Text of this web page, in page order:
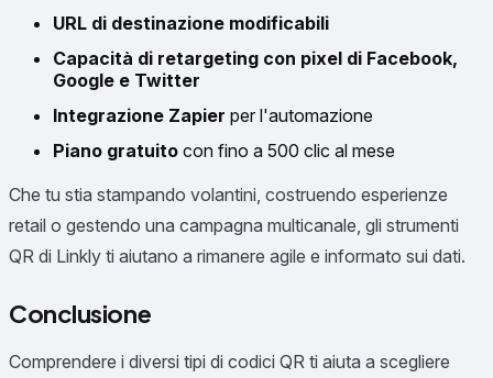
URL di destinazione modificabili
Capacità di retargeting con pixel di Facebook,
Google e Twitter
Integrazione Zapier per l'automazione
Piano gratuito con fino a 500 clic al mese
Che tu stia stampando volantini, costruendo esperienze
retail o gestendo una campagna multicanale, gli strumenti
QR di Linkly ti aiutano a rimanere agile e informato sui dati.
Conclusione
Comprendere i diversi tipi di codici QR ti aiuta a scegliere